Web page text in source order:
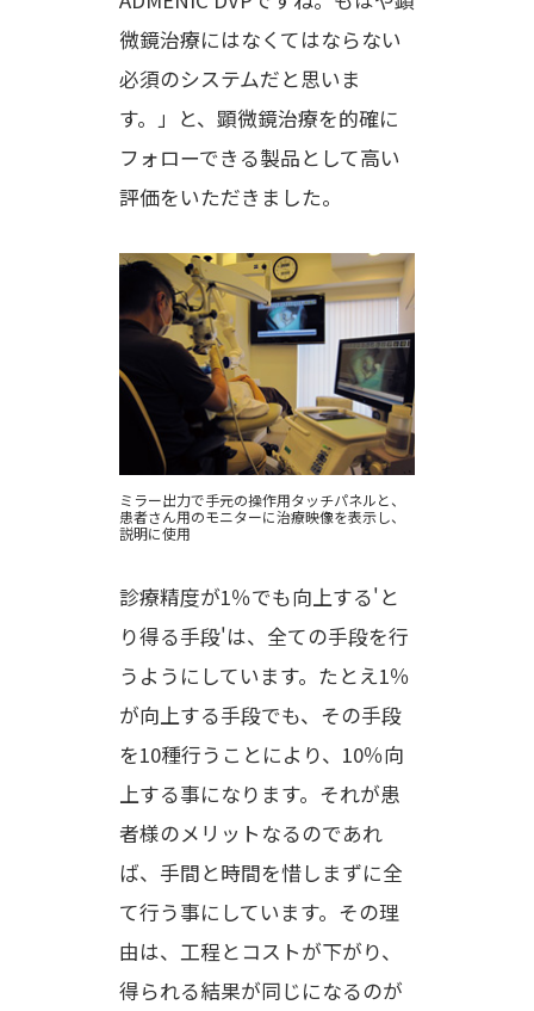
微鏡治療にはなくてはならない
必須のシステムだと思いま
す。」と、顕微鏡治療を的確に
フォローできる製品として高い
評価をいただきました。
ミラー出力で手元の操作用タッチパネルと、
患者さん用のモニターに治療映像を表示し、
説明に使用
診療精度が1％でも向上する'と
り得る手段'は、全ての手段を行
うようにしています。たとえ1％
が向上する手段でも、その手段
を10種行うことにより、10％向
上する事になります。それが患
者様のメリットなるのであれ
ば、手間と時間を惜しまずに全
て行う事にしています。その理
由は、工程とコストが下がり、
得られる結果が同じになるのが